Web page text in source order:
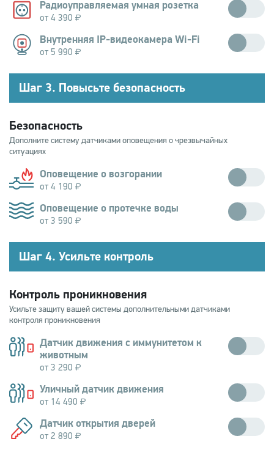
Радиоуправляемая умная розетка
от 4 390
Внутренняя IP-видеокамера Wi-Fi
от 5 990
микрофоном для использования внутри помещений
Шаг 3. Повысьте безопасность
Безопасность
Дополните систему датчиками оповещения о чрезвычайных
ситуациях
Оповещение о возгорании
от 4 190
температуры.Оповещение о протечке воды
от 3 590
Шаг 4. Усильте контроль
Контроль проникновения
Усильте защиту вашей системы дополнительными датчиками
контроля проникновения
Датчик движения с иммунитетом к
животным
от 3 290
срабатывания при нахождении питомцев в охраняемом помещении.
Уличный датчик движения
от 14 490
условиям.Датчик открытия дверей
от 2 890